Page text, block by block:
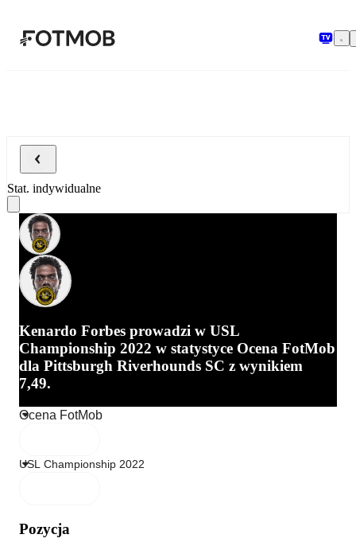
Stat. indywidualne
Kenardo Forbes prowadzi w USL
Championship 2022 w statystyce Ocena FotMob
dla Pittsburgh Riverhounds SC z wynikiem
7,49.
Pozycja